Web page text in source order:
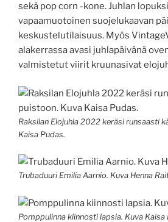
sekä pop corn -kone. Juhlan
vapaamuotoinen suojelukaavan
keskustelutilaisuus. Myös
alakerrassa avasi juhlapäivänä
valmistetut viirit kruunasivat
Raksilan Elojuhla 2022 keräsi runsaasti
Kaisa Pudas.
Trubaduuri Emilia Aarnio. Kuva Henna
Pomppulinna kiinnosti lapsia. Kuva Kaisa